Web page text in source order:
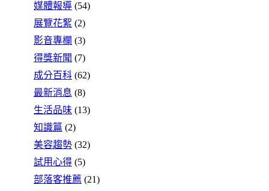
媒體報導 (54)
展覽花絮 (2)
影音專欄 (3)
得獎新聞 (7)
成分百科 (62)
最新消息 (8)
生活品味 (13)
知識篇 (2)
美容趨勢 (32)
試用心得 (5)
部落客推薦 (21)